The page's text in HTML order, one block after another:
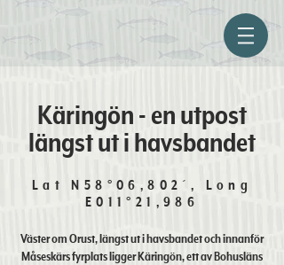
Käringön - en utpost
längst ut i havsbandet
Lat N58°06,802´, Long
E011°21,986
Väster om Orust, längst ut i havsbandet och innanför
Måseskärs fyrplats ligger Käringön, ett av Bohusläns